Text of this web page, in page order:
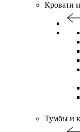
Кровати
Тумбы и